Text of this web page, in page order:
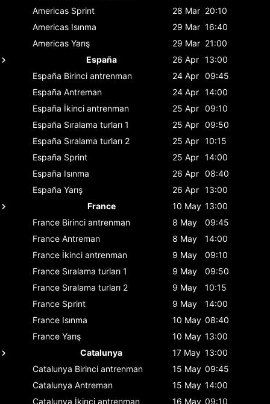
Americas Sprint 28 Mar 20:10
Americas Isınma 29 Mar 16:40
Americas Yarış 29 Mar 21:00
España
26 Apr 13:00
España Birinci antrenman 24 Apr 09:45
España Antreman 24 Apr 14:00
España İkinci antrenman 25 Apr 09:10
España Sıralama turları 1 25 Apr 09:50
España Sıralama turları 2 25 Apr 10:15
España Sprint 25 Apr 14:00
España Isınma 26 Apr 08:40
España Yarış 26 Apr 13:00
France
10 May 13:00
France Birinci antrenman 8 May
09:45
France Antreman 8 May
14:00
France İkinci antrenman 9 May
09:10
France Sıralama turları 1 9 May
09:50
France Sıralama turları 2 9 May
10:15
France Sprint 9 May
14:00
France Isınma 10 May 08:40
France Yarış 10 May 13:00
Catalunya
17 May 13:00
Catalunya Birinci antrenman 15 May 09:45
Catalunya Antreman 15 May 14:00
Catalunya İkinci antrenman 16 May 09:10